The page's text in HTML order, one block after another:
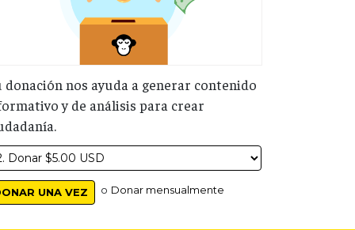
donación nos ayuda a generar contenido
y de análisis para crear
o Donar mensualmente